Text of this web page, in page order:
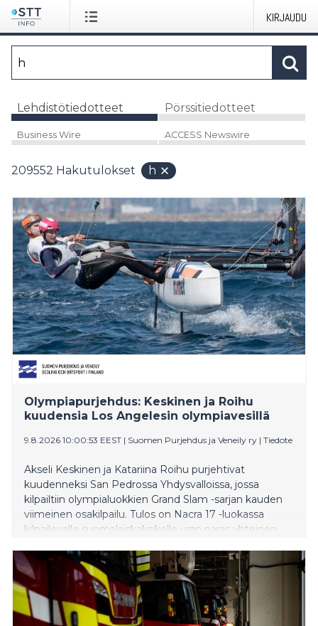
KIRJAUDU
Lehdistötiedotteet Pörssitiedotteet
Business Wire ACCESS Newswire
209552 Hakutulokset h
Olympiapurjehdus: Keskinen ja Roihu
kuudensia Los Angelesin olympiavesillä
9.8.2026 10:00:53 EEST | Suomen Purjehdus ja Veneily ry | Tiedote
Akseli Keskinen ja Katariina Roihu purjehtivat
kuudenneksi San Pedrossa Yhdysvalloissa, jossa
kilpailtiin olympialuokkien Grand Slam -sarjan kauden
viimeinen osakilpailu. Tulos on Nacra 17 -luokassa
kilpailevalle suomalaiskaksikolle uran paras yhteinen
tasaisesti ja onnistuivat pitämään vauhtinsa myös
ratkaisuhetkillä. Taakse jäivät muun muassa Pariisin
olympialaisten hopea- ja pronssimitalistit. – Oli hyvä
päivä. Tuuli aika kovaa ja oli flätti vesi. Kryssivauhti oli
meillä tosi hyvä, lensseillä pitää vielä vähän parantaa.